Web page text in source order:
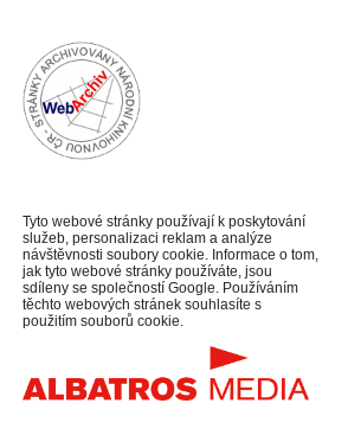
Tyto webové stránky používají k poskytování
služeb, personalizaci reklam a analýze
návštěvnosti soubory cookie. Informace o tom,
jak tyto webové stránky používáte, jsou
sdíleny se společností Google. Používáním
těchto webových stránek souhlasíte s
použitím souborů cookie.